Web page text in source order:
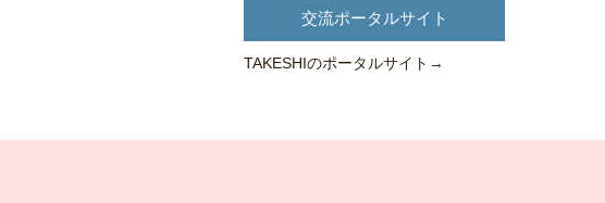
交流ポータルサイト
TAKESHIのポータルサイト →